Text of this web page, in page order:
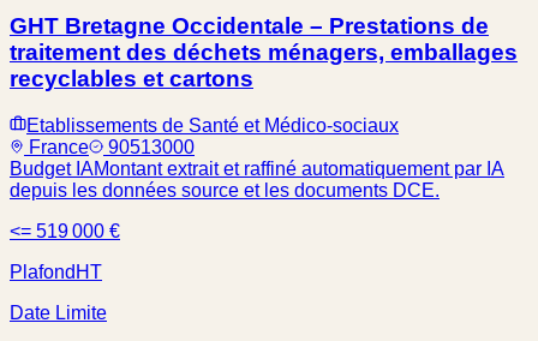
GHT Bretagne Occidentale – Prestations de
traitement des déchets ménagers, emballages
recyclables et cartons
Etablissements de Santé et Médico-sociaux
France
90513000
Budget IAMontant extrait et raffiné automatiquement par IA
depuis les données source et les documents DCE.
<= 519 000 €
Plafond HT
Date Limite